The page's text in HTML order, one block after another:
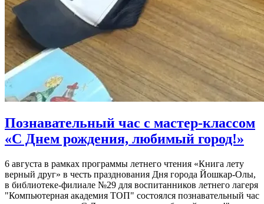
Познавательный час с мастер-классом
«С Днем рождения, любимый город!»
6 августа в рамках программы летнего чтения «Книга лету
верный друг» в честь празднования Дня города Йошкар-Олы,
в библиотеке-филиале №29 для воспитанников летнего лагеря
"Компьютерная академия ТОП" состоялся познавательный час